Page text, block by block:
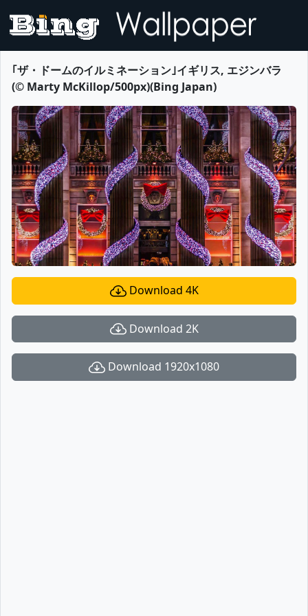
｢ザ・ドームのイルミネーション｣イギリス, エジンバラ
(© Marty McKillop/500px)(Bing Japan)
Download 4K
Download 2K
Download 1920x1080